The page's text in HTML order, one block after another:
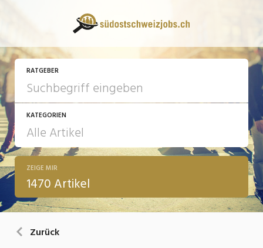
RATGEBER
KATEGORIEN
13 Fragen - 13 Antworten
Arbeit
ZEIGE MIR
1470 Artikel
Zurück